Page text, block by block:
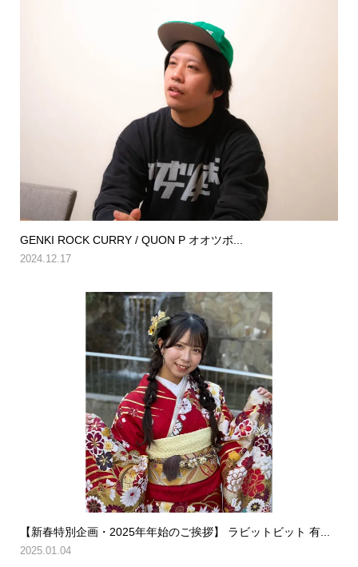
GENKI ROCK CURRY / QUON P オオツボ...
2024.12.17
【新春特別企画・2025年年始のご挨拶】 ラビットビット 有...
2025.01.04